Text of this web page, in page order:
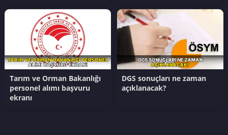
Tarım ve Orman Bakanlığı
personel alımı başvuru
ekranı
DGS sonuçları ne zaman
açıklanacak?